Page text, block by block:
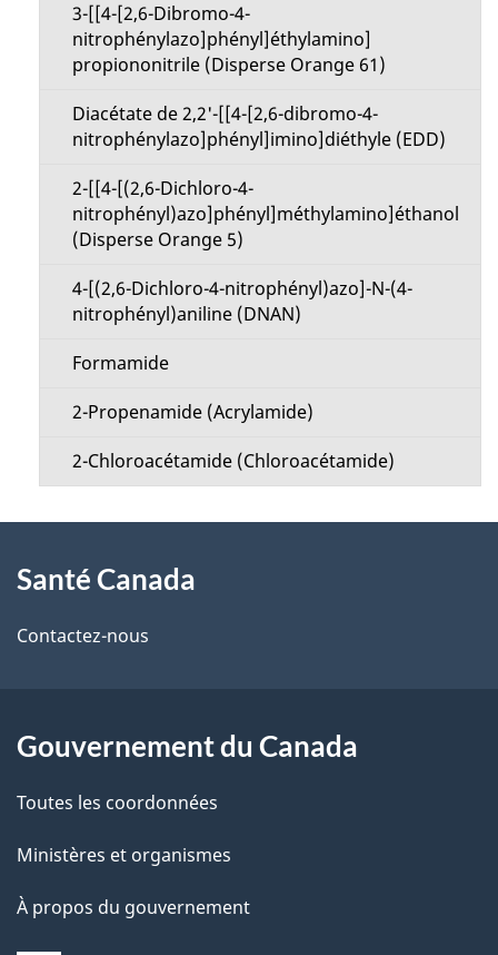
3-[[4-[2,6-Dibromo-4-
nitrophénylazo]phényl]éthylamino]
propiononitrile (Disperse Orange 61)
Diacétate de 2,2'-[[4-[2,6-dibromo-4-
nitrophénylazo]phényl]imino]diéthyle (EDD)
2-[[4-[(2,6-Dichloro-4-
nitrophényl)azo]phényl]méthylamino]éthanol
(Disperse Orange 5)
4-[(2,6-Dichloro-4-nitrophényl)azo]-N-(4-
nitrophényl)aniline (DNAN)
Formamide
2-Propenamide (Acrylamide)
2-Chloroacétamide (Chloroacétamide)
propos
de
site
Santé Canada
Contactez-nous
Gouvernement du Canada
Toutes les coordonnées
Ministères et organismes
À propos du gouvernement